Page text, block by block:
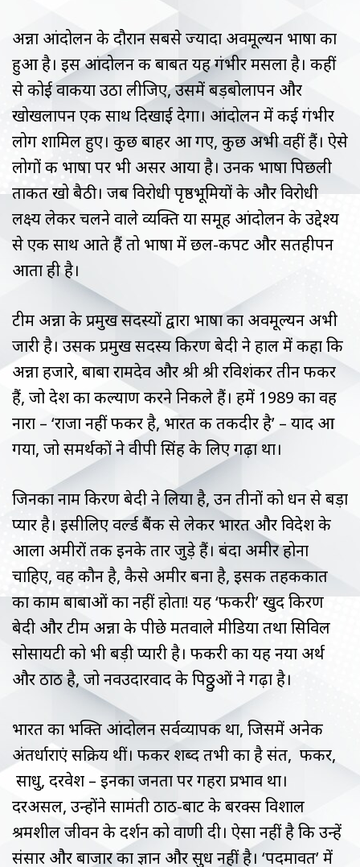
अन्ना आंदोलन के दौरान सबसे ज्यादा अवमूल्यन भाषा का
हुआ है। इस आंदोलन की बाबत यह गंभीर मसला है। कहीं
से कोई वाकया उठा लीजिए, उसमें बड़बोलापन और
खोखलापन एक साथ दिखाई देगा। आंदोलन में कई गंभीर
लोग शामिल हुए। कुछ बाहर आ गए, कुछ अभी वहीं हैं। ऐसे
लोगों की भाषा पर भी असर आया है। उनकी भाषा पिछली
ताकत खो बैठी। जब विरोधी पृष्ठभूमियों के और विरोधी
लक्ष्य लेकर चलने वाले व्यक्ति या समूह आंदोलन के उद्देश्य
से एक साथ आते हैं तो भाषा में छल-कपट और सतहीपन
आता ही है।
टीम अन्ना के प्रमुख सदस्यों द्वारा भाषा का अवमूल्यन अभी
जारी है। उसकी प्रमुख सदस्य किरण बेदी ने हाल में कहा कि
अन्ना हजारे, बाबा रामदेव और श्री श्री रविशंकर तीन फकीर
हैं, जो देश का कल्याण करने निकले हैं। हमें 1989 का वह
नारा – ‘राजा नहीं फकीर है, भारत की तकदीर है’ – याद आ
गया, जो समर्थकों ने वीपी सिंह के लिए गढ़ा था।
जिनका नाम किरण बेदी ने लिया है, उन तीनों को धन से बड़ा
प्यार है। इसीलिए वर्ल्ड बैंक से लेकर भारत और विदेश के
आला अमीरों तक इनके तार जुड़े हैं। बंदा अमीर होना
चाहिए, वह कौन है, कैसे अमीर बना है, इसकी तहकीकात
का काम बाबाओं का नहीं होता! यह ‘फकीरी’ खुद किरण
बेदी और टीम अन्ना के पीछे मतवाले मीडिया तथा सिविल
सोसायटी को भी बड़ी प्यारी है। फकीरी का यह नया अर्थ
और ठाठ है, जो नवउदारवाद के पिठ्ठुओं ने गढ़ा है।
भारत का भक्ति आंदोलन सर्वव्यापक था, जिसमें अनेक
अंतर्धाराएं सक्रिय थीं। फकीर शब्द तभी का है संत, फकीर,
साधु, दरवेश – इनका जनता पर गहरा प्रभाव था।
दरअसल, उन्होंने सामंती ठाठ-बाट के बरक्स विशाल
श्रमशील जीवन के दर्शन को वाणी दी। ऐसा नहीं है कि उन्हें
संसार और बाजार का ज्ञान और सुध नहीं है। ‘पदमावत’ में